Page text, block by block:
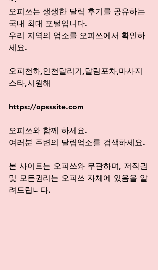
오피쓰는 생생한 달림 후기를 공유하는
국내 최대 포털입니다.
우리 지역의 업소를 오피쓰에서 확인하
세요.
오피천하,인천달리기,달림포차,마사지
스타,시원해
https://opsssite.com
오피쓰와 함께 하세요.
여러분 주변의 달림업소를 검색하세요.
본 사이트는 오피쓰와 무관하며, 저작권
및 모든권리는 오피쓰 자체에 있음을 알
려드립니다.